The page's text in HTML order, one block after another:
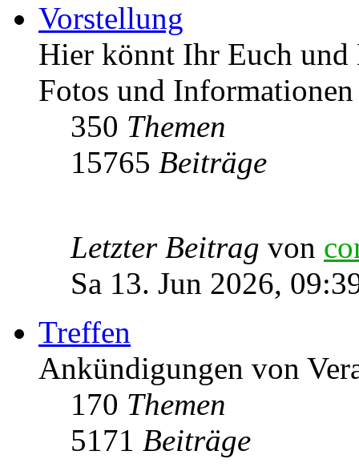
Vorstellung
Hier könnt Ihr Euch
Fotos und Informationen
350 Themen
15765 Beiträge
Letzter Beitrag von
Sa 13. Jun 2026,
Treffen
Ankündigungen von
170 Themen
5171 Beiträge